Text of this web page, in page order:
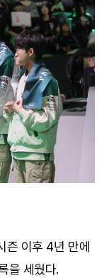
즌 이후 4년 만에
을 세웠다.